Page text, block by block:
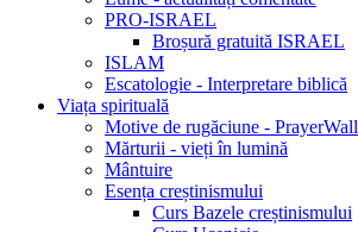
PRO-ISRAEL
Broșură gratuită ISRAEL
ISLAM
Escatologie - Interpretare biblică
Viața spirituală
Motive de rugăciune - PrayerWall
Mărturii - vieți în lumină
Mântuire
Esența creștinismului
Curs Bazele creștinismului